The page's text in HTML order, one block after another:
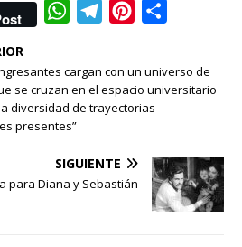
W
t
s
p
p
e
g
a
m
t
e
e
s
p
t
i
r
cargan con un universo de
se cruzan en el espacio universitario
diversidad de trayectorias
presentes”
SIGUIENTE
para Diana y Sebastián